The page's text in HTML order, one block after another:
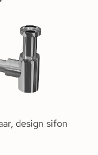
design sifon